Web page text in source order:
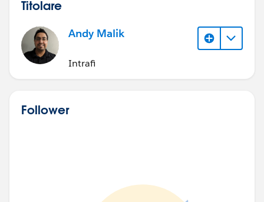
Titolare
Andy Malik
Intrafi
Follower